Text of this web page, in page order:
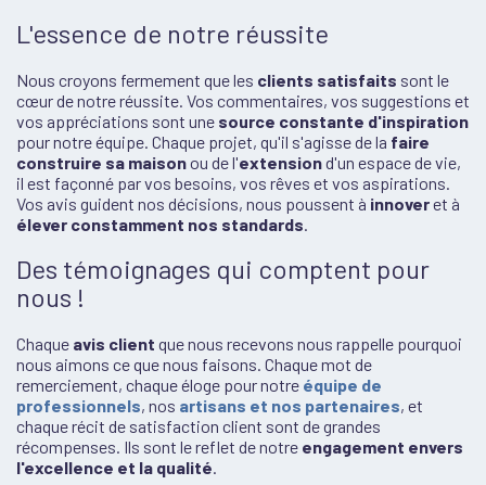
L'essence de notre réussite
Nous croyons fermement que les clients satisfaits sont le
cœur de notre réussite. Vos commentaires, vos suggestions et
vos appréciations sont une source constante d'inspiration
pour notre équipe. Chaque projet, qu'il s'agisse de la faire
construire sa maisonou de l'extensiond'un espace de vie,
il est façonné par vos besoins, vos rêves et vos aspirations.
Vos avis guident nos décisions, nous poussent à innoveret à
élever constamment nos standards.
Des témoignages qui comptent pour
nous !
Chaque avis client que nous recevons nous rappelle pourquoi
nous aimons ce que nous faisons. Chaque mot de
remerciement, chaque éloge pour notre équipe de
professionnels, nos artisans et nos partenaires, et
chaque récit de satisfaction client sont de grandes
récompenses. Ils sont le reflet de notre engagement envers
l'excellence et la qualité.